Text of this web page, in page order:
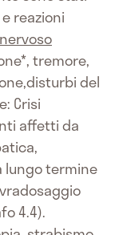
reazioni
tremore,
del
Crisi
affetti da
termine
4.4).